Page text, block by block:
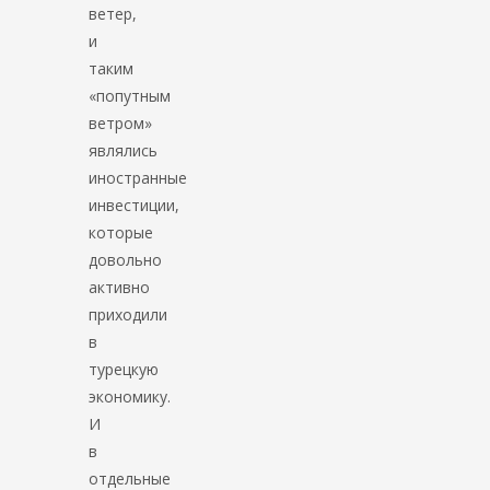
ветер,
и
таким
«попутным
ветром»
являлись
иностранные
инвестиции,
которые
довольно
активно
приходили
в
турецкую
экономику.
И
в
отдельные